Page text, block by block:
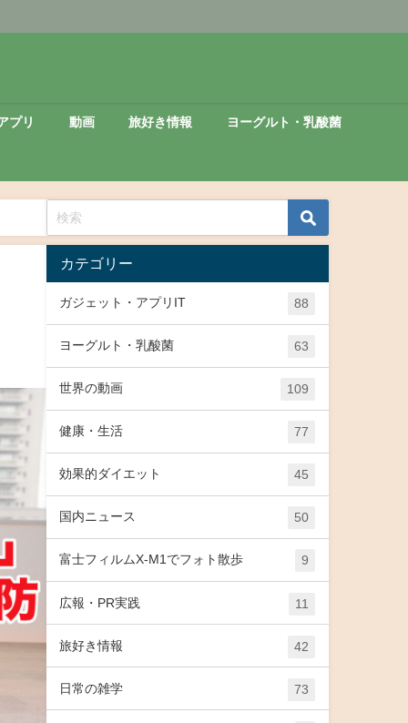
プリ 動画 旅好き情報 ヨーグルト・乳酸菌
カテゴリー
ガジェット・アプリIT 88
ヨーグルト・乳酸菌 63
世界の動画 109
健康・生活 77
効果的ダイエット 45
国内ニュース 50
富士フィルムX-M1でフォト散歩 9
広報・PR実践 11
旅好き情報 42
日常の雑学 73